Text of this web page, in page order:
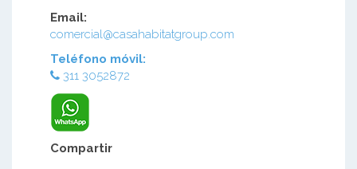
Email:
comercial@casahabitatgroup.com
Teléfono móvil:
311 3052872
Compartir